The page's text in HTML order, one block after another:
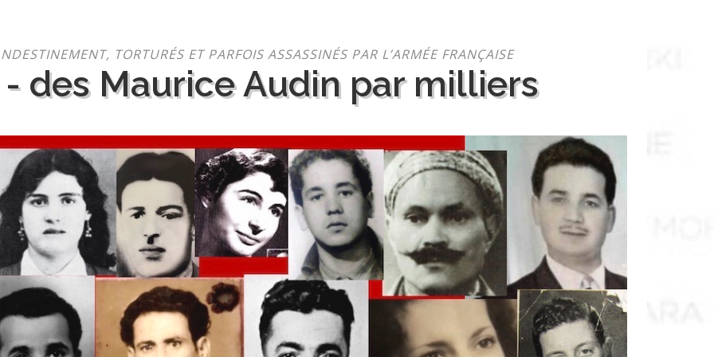
TORTURÉS ET PARFOIS ASSASSINÉS PAR L’ARMÉE FRANÇAISE
des Maurice Audin par milliers